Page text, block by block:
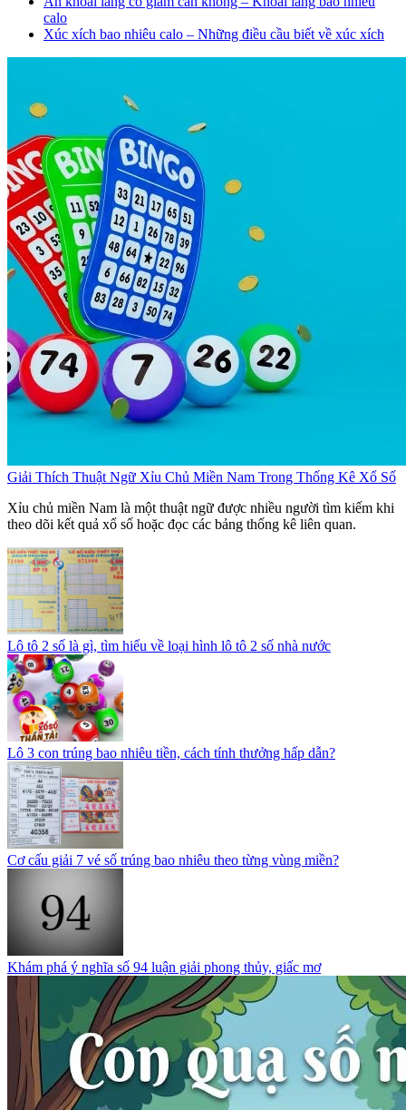
calo
Xúc xích bao nhiêu calo – Những điều cầu biết về xúc xích
Giải Thích Thuật Ngữ Xỉu Chủ Miền Nam Trong Thống Kê Xổ Số
Xỉu chủ miền Nam là một thuật ngữ được nhiều người tìm kiếm khi
theo dõi kết quả xổ số hoặc đọc các bảng thống kê liên quan.
Lô tô 2 số là gì, tìm hiểu về loại hình lô tô 2 số nhà nước
Lô 3 con trúng bao nhiêu tiền, cách tính thưởng hấp dẫn?
Cơ cấu giải 7 vé số trúng bao nhiêu theo từng vùng miền?
Khám phá ý nghĩa số 94 luận giải phong thủy, giấc mơ